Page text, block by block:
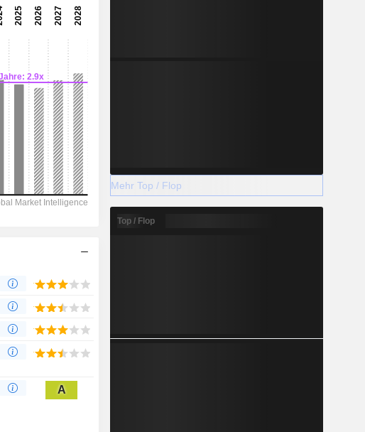
2027 2028
24.713 27.223
2027 2028
19,41 % A
Mehr Top / Flop
Top / Flop